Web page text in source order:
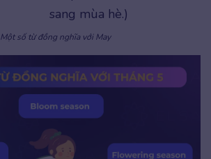
sang mùa hè.)
Một số từ đồng nghĩa với May